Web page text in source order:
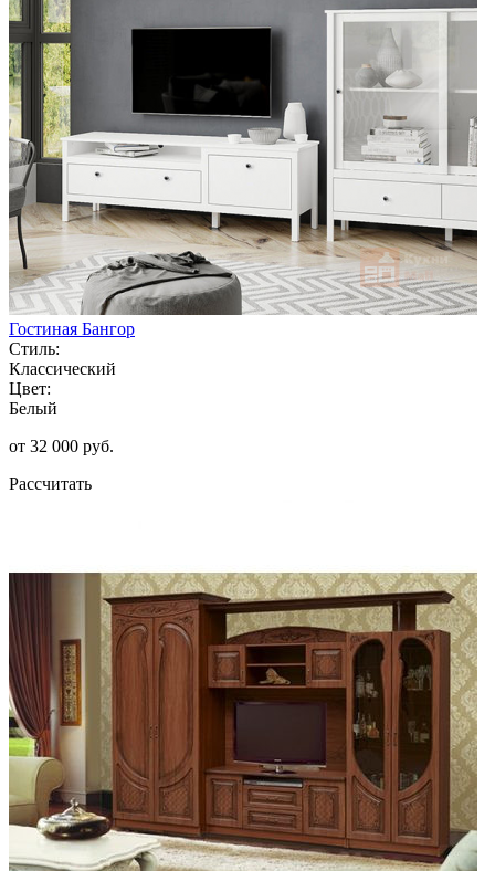
Гостиная Бангор
Стиль:
Классический
Цвет:
Белый
от 32 000 руб.
Рассчитать